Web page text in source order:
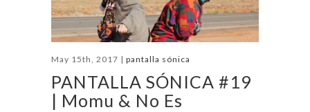
May 15th, 2017 | pantalla sónica
PANTALLA SÓNICA #19
| Momu & No Es